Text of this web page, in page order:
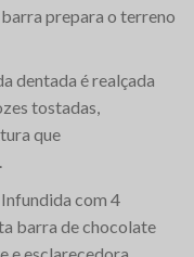
prepara o terreno
dentada é realçada
tostadas,
que
Infundida com 4
barra de chocolate
e esclarecedora,